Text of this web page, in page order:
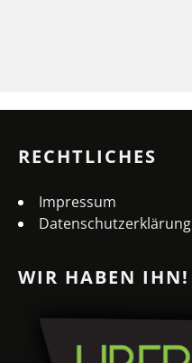
RECHTLICHES
Impressum
Datenschutzerklärung
WIR HABEN IHN!